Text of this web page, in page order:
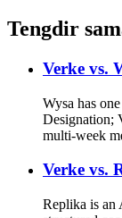
Tengdir
Verke vs.
Wysa has
Designation;
multi-week
Verke vs.
Replika is an